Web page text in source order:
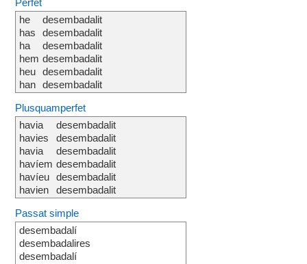
Perfet
he
has
ha
hem
heu
han
desembadalit
desembadalit
desembadalit
desembadalit
desembadalit
desembadalit
Plusquamperfet
havia
havies
havia
havíem
havíeu
havien
desembadalit
desembadalit
desembadalit
desembadalit
desembadalit
desembadalit
Passat simple
desembadalí
desembadalires
desembadalí